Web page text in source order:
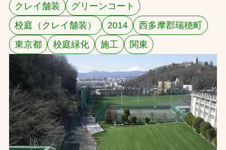
お取引先の皆様へ
プライバシーポリシー
ソーシャルメディアポリシー
クレイ舗装
グリーンコート
校庭（クレイ舗装）
2014
西多摩郡瑞穂町
東京都
校庭緑化 施工 関東